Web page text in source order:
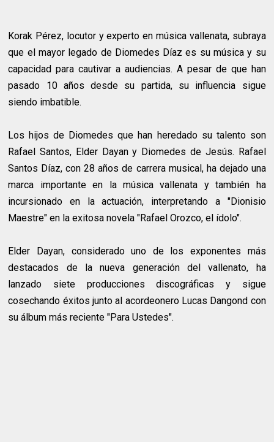
Korak Pérez, locutor y experto en música vallenata, subraya
que el mayor legado de Diomedes Díaz es su música y su
capacidad para cautivar a audiencias. A pesar de que han
pasado 10 años desde su partida, su influencia sigue
siendo imbatible.
Los hijos de Diomedes que han heredado su talento son
Rafael Santos, Elder Dayan y Diomedes de Jesús. Rafael
Santos Díaz, con 28 años de carrera musical, ha dejado una
marca importante en la música vallenata y también ha
incursionado en la actuación, interpretando a "Dionisio
Maestre" en la exitosa novela "Rafael Orozco, el ídolo".
Elder Dayan, considerado uno de los exponentes más
destacados de la nueva generación del vallenato, ha
lanzado siete producciones discográficas y sigue
cosechando éxitos junto al acordeonero Lucas Dangond con
su álbum más reciente "Para Ustedes".